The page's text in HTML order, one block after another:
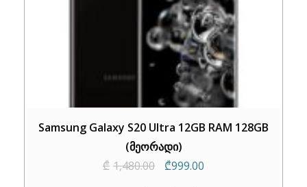
Samsung Galaxy S20 Ultra 12GB RAM 128GB
(მეორადი)
₾ 1,480.00
Original
₾999.00